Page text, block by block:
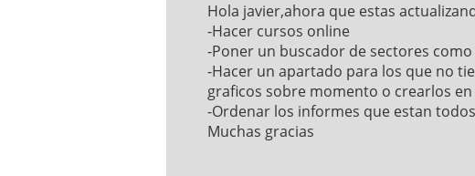
Hola javier,ahora que estas
-Hacer cursos online
-Poner un buscador de sectores
-Hacer un apartado para los que no
graficos sobre momento o crearlos
-Ordenar los informes que estan
Muchas gracias